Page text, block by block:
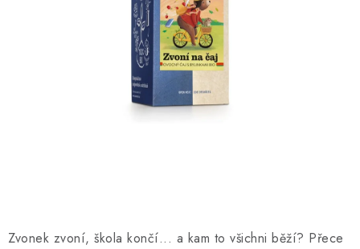
FIREMNÍ DÁRKY
Zvonek zvoní, škola končí... a kam to všichni běží? Přece